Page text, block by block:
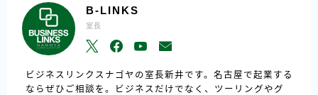
B-LINKS
室長
ビジネスリンクスナゴヤの室長新井です。名古屋で起業する
ならぜひご相談を。ビジネスだけでなく、ツーリングやグ